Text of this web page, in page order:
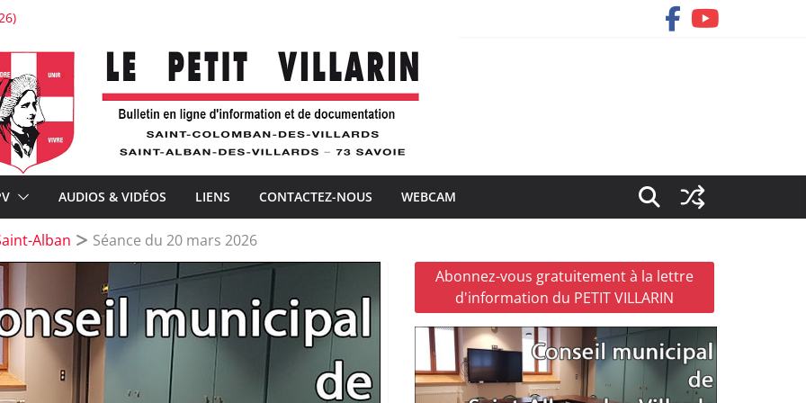
: « Je voudrais la voir belle ! »
avec À la Croisée des chemins
de la téléphonie mobile et la distribution postale
AUDIOS & VIDÉOS LIENS CONTACTEZ-NOUS WEBCAM
Alban Séance du 20 mars 2026
Abonnez-vous gratuitement à la lettre
d'information du PETIT VILLARIN